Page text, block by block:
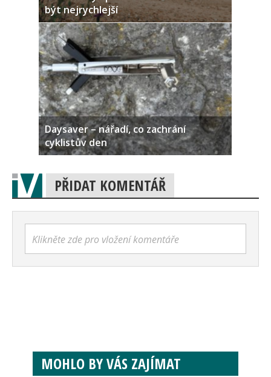
být nejrychlejší
Daysaver – nářadí, co zachrání
cyklistův den
PŘIDAT KOMENTÁŘ
Klikněte zde pro vložení komentáře
MOHLO BY VÁS ZAJÍMAT